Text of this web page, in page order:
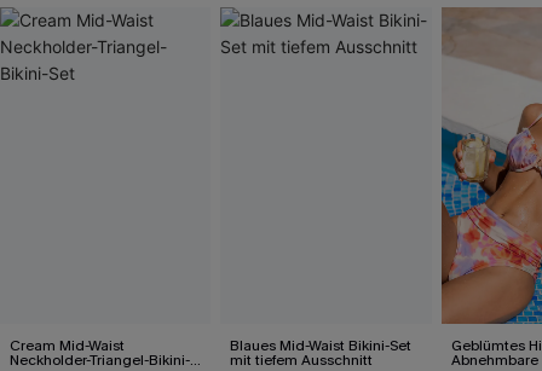
Cream Mid-Waist
Neckholder-Triangel-Bikini-
Blaues Mid-Waist Bikini-Set
mit tiefem Ausschnitt
Geblümtes